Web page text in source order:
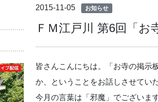
2015-11-05 お知らせ
ＦＭ江戸川 第6回「お
皆さんこんにちは。「お寺の掲示
か、ということをお話しさせてい
今月の言葉は「邪魔」でございます